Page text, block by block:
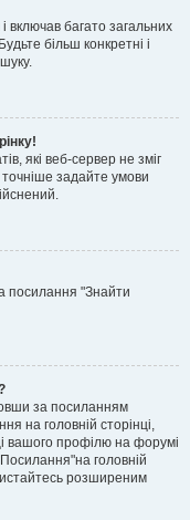
включав багато загальних
більш конкретні і
які веб-сервер не зміг
задайте умови
посилання "Знайти
за посиланням
на головній сторінці,
вашого профілю на форумі
головній
розширеним